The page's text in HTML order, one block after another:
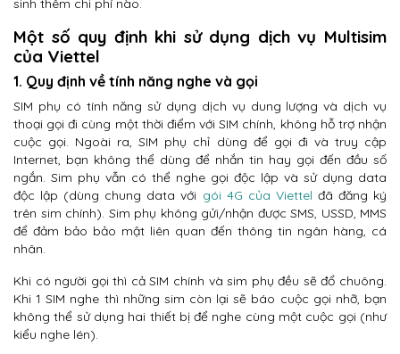
sinh thêm chi phí nào.
Một số quy định khi sử dụng dịch vụ Multisim
của Viettel
1. Quy định về tính năng nghe và gọi
SIM phụ có tính năng sử dụng dịch vụ dung lượng và dịch vụ
thoại gọi đi cùng một thời điểm với SIM chính, không hỗ trợ nhận
cuộc gọi. Ngoài ra, SIM phụ chỉ dùng để gọi đi và truy cập
Internet, bạn không thể dùng để nhắn tin hay gọi đến đầu số
ngắn. Sim phụ vẫn có thể nghe gọi độc lập và sử dụng data
độc lập (dùng chung data với gói 4G của Viettel đã đăng ký
trên sim chính). Sim phụ không gửi/nhận được SMS, USSD, MMS
để đảm bảo bảo mật liên quan đến thông tin ngân hàng, cá
nhân.
Khi có người gọi thì cả SIM chính và sim phụ đều sẽ đổ chuông.
Khi 1 SIM nghe thì những sim còn lại sẽ báo cuộc gọi nhỡ, bạn
không thể sử dụng hai thiết bị để nghe cùng một cuộc gọi (như
kiểu nghe lén).